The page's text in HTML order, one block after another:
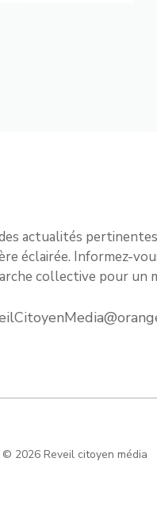
actualités
éclairée. Informez-
collective pour un
© 2026 Reveil citoyen média